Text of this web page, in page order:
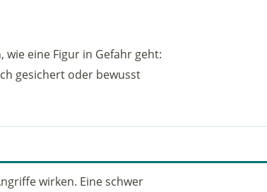
wie eine Figur in Gefahr geht:
gesichert oder bewusst
wirken. Eine schwer